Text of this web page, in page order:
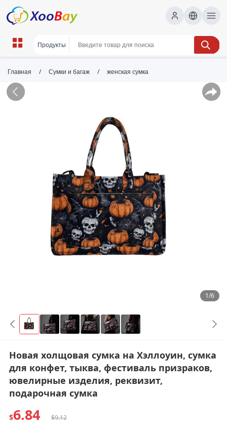
Главная / Сумки и багаж / женская сумка
1/6
Новая холщовая сумка на Хэллоуин, сумка
для конфет, тыква, фестиваль призраков,
ювелирные изделия, реквизит,
подарочная сумка
$6.84 $9.12